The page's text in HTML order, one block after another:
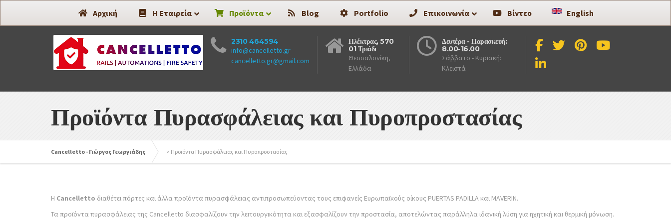
Συστήματα Ασφαλείας -
2310 464594
info@cancelletto.gr
cancelletto.gr@gmail.com
Ηλέκτρας, 570
01 Τριάδι
Θεσσαλονίκη,
Ελλάδα
Δευτέρα - Παρασκευή:
8.00-16.00
Σάββατο - Κυριακή:
Κλειστά
Προϊόντα Πυρασφάλειας και Πυροπροστασίας
Cancelletto - Γιώργος Γεωργιάδης > Προϊόντα Πυρασφάλειας και Πυροπροστασίας
Η Cancelletto διαθέτει πόρτες και άλλα προϊόντα πυρασφάλειας αντιπροσωπεύοντας τους επιφανείς Ευρωπαϊκούς οίκους PUERTAS PADILLA και MAVERIN.
Τα προϊόντα πυρασφάλειας της Cancelletto διασφαλίζουν την λειτουργικότητα και εξασφαλίζουν την προστασία, αποτελώντας παράλληλα ιδανική λύση για ηχητική και θερμική μόνωση.
Αρχική Η Εταιρεία Προϊόντα Blog Portfolio Επικοινωνία Βίντεο English